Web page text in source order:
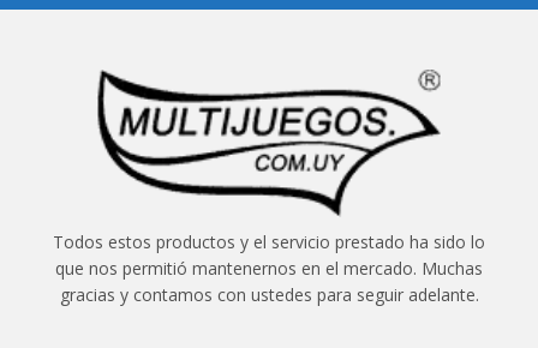
Todos estos productos y el servicio prestado ha sido lo
que nos permitió mantenernos en el mercado. Muchas
gracias y contamos con ustedes para seguir adelante.